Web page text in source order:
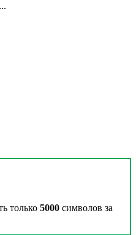
только 5000 символов за